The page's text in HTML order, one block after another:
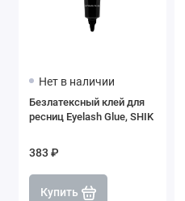
Нет в наличии
Безлатексный клей для
ресниц Eyelash Glue, SHIK
383 ₽
Купить